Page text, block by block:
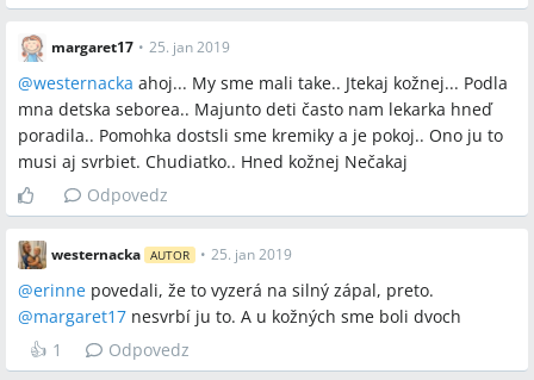
margaret17 • 25. jan 2019
@westernacka ahoj... My sme mali take.. Jtekaj kožnej... Podla
mna detska seborea.. Majunto deti často nam lekarka hneď
poradila.. Pomohka dostsli sme kremiky a je pokoj.. Ono ju to
musi aj svrbiet. Chudiatko.. Hned kožnej Nečakaj
Odpovedz
westernacka AUTOR • 25. jan 2019
@erinne povedali, že to vyzerá na silný zápal, preto.
@margaret17 nesvrbí ju to. A u kožných sme boli dvoch
👍 1 Odpovedz